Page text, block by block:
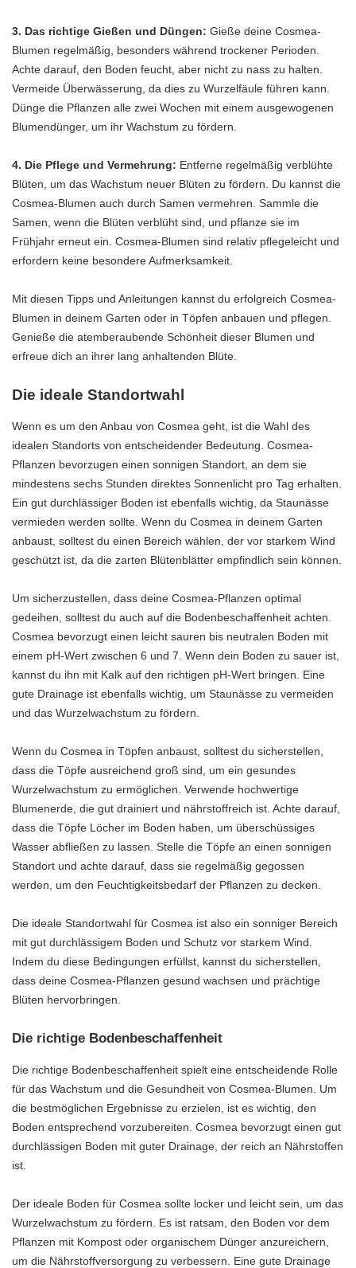
3. Das richtige Gießen und Düngen: Gieße deine Cosmea-
Blumen regelmäßig, besonders während trockener Perioden.
Achte darauf, den Boden feucht, aber nicht zu nass zu halten.
Vermeide Überwässerung, da dies zu Wurzelfäule führen kann.
Dünge die Pflanzen alle zwei Wochen mit einem ausgewogenen
Blumendünger, um ihr Wachstum zu fördern.
4. Die Pflege und Vermehrung: Entferne regelmäßig verblühte
Blüten, um das Wachstum neuer Blüten zu fördern. Du kannst die
Cosmea-Blumen auch durch Samen vermehren. Sammle die
Samen, wenn die Blüten verblüht sind, und pflanze sie im
Frühjahr erneut ein. Cosmea-Blumen sind relativ pflegeleicht und
erfordern keine besondere Aufmerksamkeit.
Mit diesen Tipps und Anleitungen kannst du erfolgreich Cosmea-
Blumen in deinem Garten oder in Töpfen anbauen und pflegen.
Genieße die atemberaubende Schönheit dieser Blumen und
erfreue dich an ihrer lang anhaltenden Blüte.
Die ideale Standortwahl
Wenn es um den Anbau von Cosmea geht, ist die Wahl des
idealen Standorts von entscheidender Bedeutung. Cosmea-
Pflanzen bevorzugen einen sonnigen Standort, an dem sie
mindestens sechs Stunden direktes Sonnenlicht pro Tag erhalten.
Ein gut durchlässiger Boden ist ebenfalls wichtig, da Staunässe
vermieden werden sollte. Wenn du Cosmea in deinem Garten
anbaust, solltest du einen Bereich wählen, der vor starkem Wind
geschützt ist, da die zarten Blütenblätter empfindlich sein können.
Um sicherzustellen, dass deine Cosmea-Pflanzen optimal
gedeihen, solltest du auch auf die Bodenbeschaffenheit achten.
Cosmea bevorzugt einen leicht sauren bis neutralen Boden mit
einem pH-Wert zwischen 6 und 7. Wenn dein Boden zu sauer ist,
kannst du ihn mit Kalk auf den richtigen pH-Wert bringen. Eine
gute Drainage ist ebenfalls wichtig, um Staunässe zu vermeiden
und das Wurzelwachstum zu fördern.
Wenn du Cosmea in Töpfen anbaust, solltest du sicherstellen,
dass die Töpfe ausreichend groß sind, um ein gesundes
Wurzelwachstum zu ermöglichen. Verwende hochwertige
Blumenerde, die gut drainiert und nährstoffreich ist. Achte darauf,
dass die Töpfe Löcher im Boden haben, um überschüssiges
Wasser abfließen zu lassen. Stelle die Töpfe an einen sonnigen
Standort und achte darauf, dass sie regelmäßig gegossen
werden, um den Feuchtigkeitsbedarf der Pflanzen zu decken.
Die ideale Standortwahl für Cosmea ist also ein sonniger Bereich
mit gut durchlässigem Boden und Schutz vor starkem Wind.
Indem du diese Bedingungen erfüllst, kannst du sicherstellen,
dass deine Cosmea-Pflanzen gesund wachsen und prächtige
Blüten hervorbringen.
Die richtige Bodenbeschaffenheit
Die richtige Bodenbeschaffenheit spielt eine entscheidende Rolle
für das Wachstum und die Gesundheit von Cosmea-Blumen. Um
die bestmöglichen Ergebnisse zu erzielen, ist es wichtig, den
Boden entsprechend vorzubereiten. Cosmea bevorzugt einen gut
durchlässigen Boden mit guter Drainage, der reich an Nährstoffen
ist.
Der ideale Boden für Cosmea sollte locker und leicht sein, um das
Wurzelwachstum zu fördern. Es ist ratsam, den Boden vor dem
Pflanzen mit Kompost oder organischem Dünger anzureichern,
um die Nährstoffversorgung zu verbessern. Eine gute Drainage